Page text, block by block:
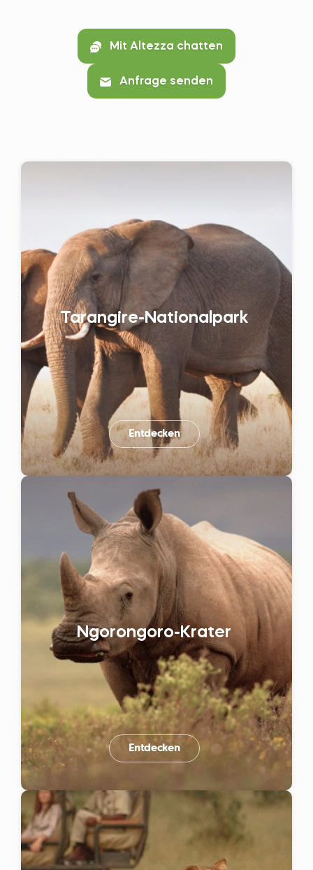
Mit Altezza chatten
Anfrage senden
Tarangire-Nationalpark
Entdecken
Ngorongoro-Krater
Entdecken